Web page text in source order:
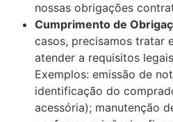
nossas obrigações
Cumprimento de
casos, precisamos tratar
atender a requisitos
Exemplos: emissão de
identificação do
acessória); manutenção